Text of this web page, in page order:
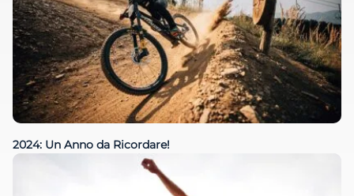
2024: Un Anno da Ricordare!